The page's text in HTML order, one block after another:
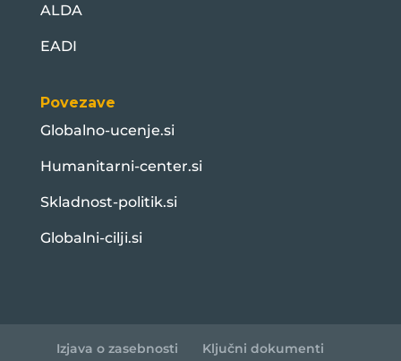
ALDA
EADI
Povezave
Globalno-ucenje.si
Humanitarni-center.si
Skladnost-politik.si
Globalni-cilji.si
Izjava o zasebnosti
Ključni dokumenti